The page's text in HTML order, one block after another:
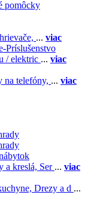
pomôcky
... viac
Príslušenstvo
/ elektric ... viac
na telefóny, ... viac
a kreslá, Ser ... viac
Drezy a d ...